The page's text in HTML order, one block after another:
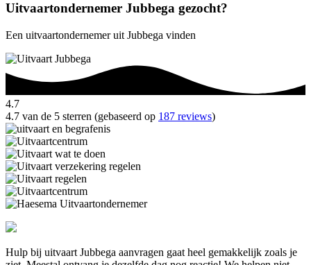
Uitvaartondernemer Jubbega gezocht?
Een uitvaartondernemer uit Jubbega vinden
4.7
4.7 van de 5 sterren (gebaseerd op 187 reviews)
Hulp bij uitvaart Jubbega aanvragen gaat heel gemakkelijk zoals je